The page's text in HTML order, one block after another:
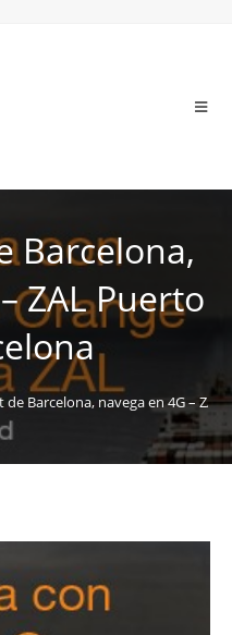
Barcelona,
ZAL Puerto
de Barcelona, navega en 4G –